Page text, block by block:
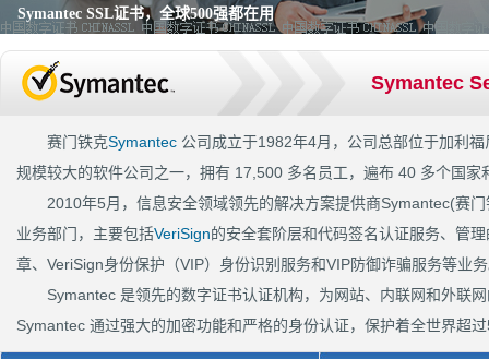
Symantec VeriSign SSL证书
Secure Site Pro with EV SSL Certificates,Secure Site with EV SSL Certificates,Secure
业、全球著名网站 99%选择Symantec SSL证书保护在线交易的安全。 不用犹豫
Symantec
赛门铁克Symantec 公司成立于1982年4月，公司总部位于加利
规模较大的软件公司之一，拥有 17,500 多名员工，遍布 40 多个国家
2010年5月，信息安全领域领先的解决方案提供商Symantec(赛
业务部门，主要包括VeriSign的安全套阶层和代码签名认证服务、管
章、VeriSign身份保护（VIP）身份识别服务和VIP防御诈骗服务等业
Symantec 是领先的数字证书认证机构，为网站、内联网和外联
Symantec 通过强大的加密功能和严格的身份认证，保护着全世界超